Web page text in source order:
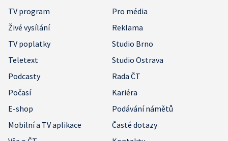
TV program
Pro média
Živé vysílání
Reklama
TV poplatky
Studio Brno
Teletext
Studio Ostrava
Podcasty
Rada ČT
Počasí
Kariéra
E-shop
Podávání námětů
Mobilní a TV aplikace
Časté dotazy